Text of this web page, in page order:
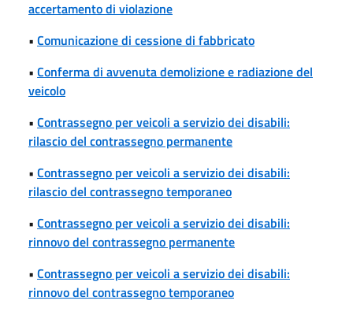
accertamento di violazione
• Comunicazione di cessione di fabbricato
• Conferma di avvenuta demolizione e radiazione del
veicolo
• Contrassegno per veicoli a servizio dei disabili:
rilascio del contrassegno permanente
• Contrassegno per veicoli a servizio dei disabili:
rilascio del contrassegno temporaneo
• Contrassegno per veicoli a servizio dei disabili:
rinnovo del contrassegno permanente
• Contrassegno per veicoli a servizio dei disabili:
rinnovo del contrassegno temporaneo